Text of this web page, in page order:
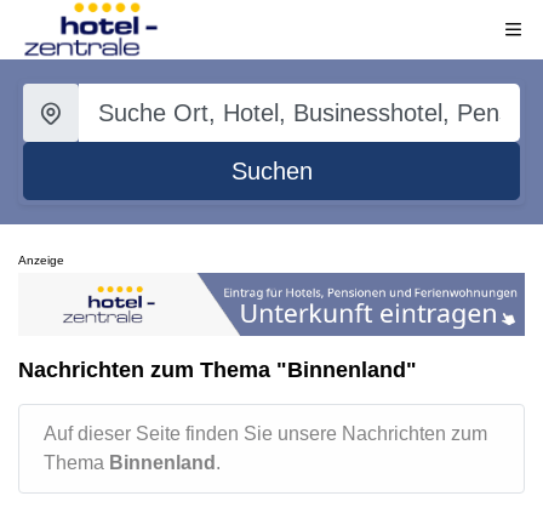
Suchen
Anzeige
Nachrichten zum Thema "Binnenland"
Auf dieser Seite finden Sie unsere Nachrichten zum
Thema Binnenland .